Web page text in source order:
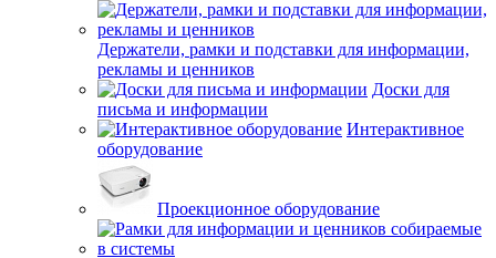
Держатели, рамки и подставки для информации,
рекламы и ценников
Доски для
письма и информации
Интерактивное
оборудование
Проекционное оборудование